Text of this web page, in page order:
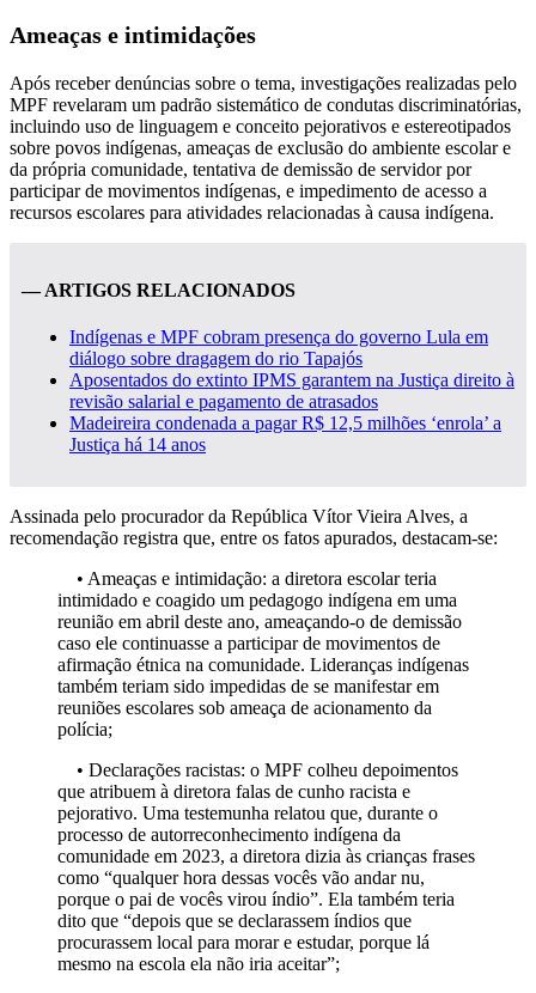
Ameaças e intimidações
Após receber denúncias sobre o tema, investigações realizadas pelo
MPF revelaram um padrão sistemático de condutas discriminatórias,
incluindo uso de linguagem e conceito pejorativos e estereotipados
sobre povos indígenas, ameaças de exclusão do ambiente escolar e
da própria comunidade, tentativa de demissão de servidor por
participar de movimentos indígenas, e impedimento de acesso a
recursos escolares para atividades relacionadas à causa indígena.
— ARTIGOS RELACIONADOS
Indígenas e MPF cobram presença do governo Lula em
diálogo sobre dragagem do rio Tapajós
Aposentados do extinto IPMS garantem na Justiça direito à
revisão salarial e pagamento de atrasados
Madeireira condenada a pagar R$ 12,5 milhões ‘enrola’ a
Justiça há 14 anos
Assinada pelo procurador da República Vítor Vieira Alves, a
recomendação registra que, entre os fatos apurados, destacam-se:
• Ameaças e intimidação: a diretora escolar teria
intimidado e coagido um pedagogo indígena em uma
reunião em abril deste ano, ameaçando-o de demissão
caso ele continuasse a participar de movimentos de
afirmação étnica na comunidade. Lideranças indígenas
também teriam sido impedidas de se manifestar em
reuniões escolares sob ameaça de acionamento da
polícia;
• Declarações racistas: o MPF colheu depoimentos
que atribuem à diretora falas de cunho racista e
pejorativo. Uma testemunha relatou que, durante o
processo de autorreconhecimento indígena da
comunidade em 2023, a diretora dizia às crianças frases
como “qualquer hora dessas vocês vão andar nu,
porque o pai de vocês virou índio”. Ela também teria
dito que “depois que se declarassem índios que
procurassem local para morar e estudar, porque lá
mesmo na escola ela não iria aceitar”;